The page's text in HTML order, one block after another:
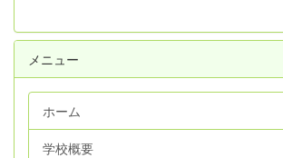
メニュー
ホーム
学校概要